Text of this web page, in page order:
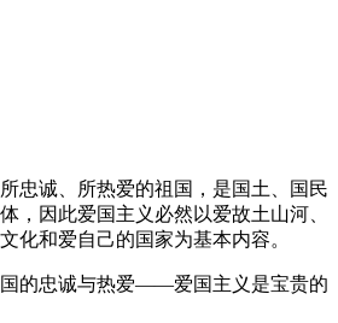
诚、所热爱的祖国，是国土、国民
，因此爱国主义必然以爱故土山河、
化和爱自己的国家为基本内容。
忠诚与热爱——爱国主义是宝贵的